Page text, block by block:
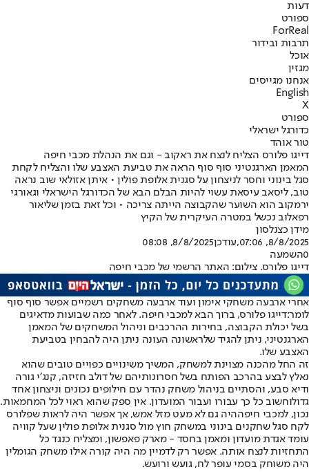
דעות
ספורט
ForReal
תרבות ובידור
אוכל
מגזין
אנחנו מגייסים
English
X
ספורט
כדורגל ישראלי
טור אוהד
דייגו פלורס הצליח לנצח את ראקוב - וגם את הנהלת מכבי חיפה
המאמן הארגנטיני סוף סוף הראה את טביעת האצבע שלו והצליח לקחת
סגל בינוני וחסר לניצחון על סגנית אלופת פולין • איתן אזולאי שוב נראה
טוב, ליסאב עיסאת עשוי להיות הבלם הבא של הכדורגל הישראלי וגאורגי
ירמקוב הוא השוער שהקבוצה הייתה צריכה • וכל זאת בזמן שליאור
רפאלוב נכשל במטרה העיקרית של הקיץ
מידן כצנלסון
8/8/2025, 07:06
,עודכן8/8/2025, 08:08
0השמעה
דייגו פלורס. צילום: האתר הרשמי של מכבי חיפה
אחרי ארבעה משחקי אימון ועוד ארבעה משחקים רשמיים אפשר סוף סוף
לומר:דייגו פלורס, ברוך הבא למכבי חיפה. לאחר כמה שבועות מדאיגים
בשל יכולת הקבוצה, בחירות ההרכבים וניהול המשחקים של המאמן
הארגנטיני, ניתן להגיד שלראשונה העונה ניתן היה להבחין בטביעת
האצבע שלו.
זה החל מהכנה מצוינת למשחק, המשיך משינויים כפויים טובים שהוא
נאלץ לבצע בהרכב הפותח בשל חסרונותיהם של דולב חזיזה, קנג׳י גורה
ודיא סבע, והסתיים בניהול משחק נהדר עם חילופים נכונים וניצחון אחד
גדולוחשוב כל כך עבורו ועבור המועדון. אין ספק שהוא ראוי לכל המחמאות.
נכון, למכבי חיפההיה גם לא מעט מזל אמש, אך אפשר היה לראות שפלורס
לקח סגל שחקנים בינוני במשחק חוץ מול סגנית אלופת פולין שעל קוויה
עומד אגדת מועדון ומאמן בחסד - מארק פאפשון, ומצליח כנגד כל
התחזיות לנצח אותה. אפשר רק לדמיין מה היה קורה אילו משחק הגומלין
היה משוחק בסמי עופר לח, גועש ורועש.